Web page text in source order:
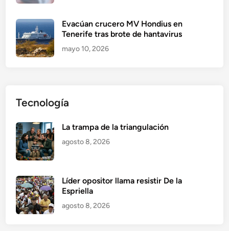
Evacúan crucero MV Hondius en
Tenerife tras brote de hantavirus
mayo 10, 2026
Tecnología
La trampa de la triangulación
agosto 8, 2026
Líder opositor llama resistir De la
Espriella
agosto 8, 2026